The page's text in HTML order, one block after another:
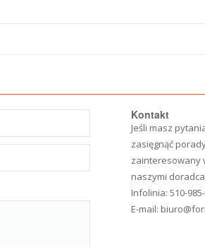
Kontakt
Jeśli masz
zasięgnąć
zainteresowany
naszymi
Infolinia:510-
E-mail: